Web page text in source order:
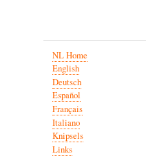
NL Home
English
Deutsch
Español
Français
Italiano
Knipsels
Links